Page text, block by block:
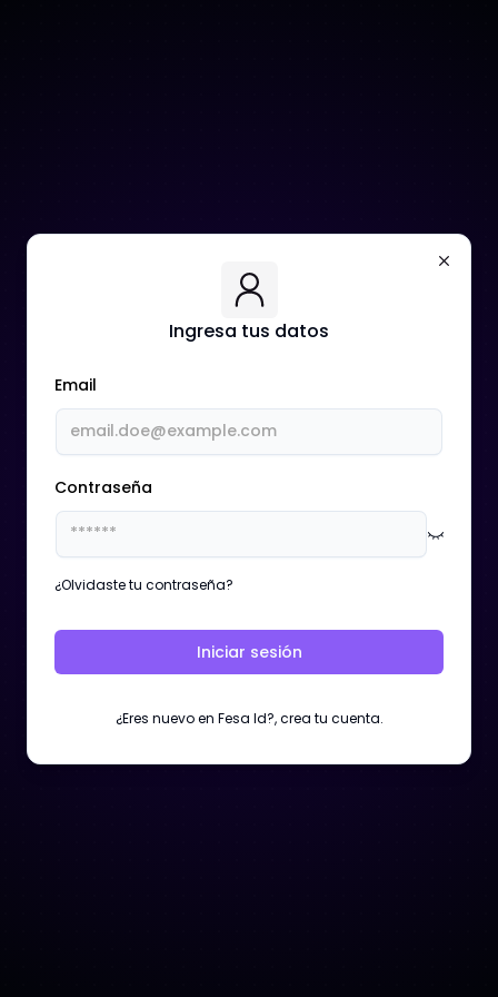
Ingresa tus datos
Email
Contraseña
¿Olvidaste tu contraseña?
Iniciar sesión
¿Eres nuevo en Fesa Id?, crea tu cuenta.